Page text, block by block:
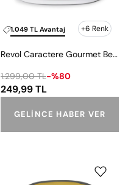
+6 Renk
1.049 TL Avantaj
cm
Revol Caractere Gourmet Beyaz Fincan Tabağı 18x11 cm
1.299,00 TL-%80
249,99 TL
GELINCE HABER VER
Caractere